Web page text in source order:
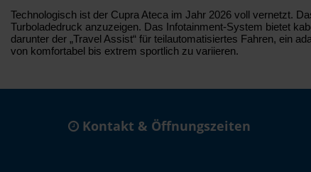
Technologisch ist der Cupra Ateca im Jahr 2026 voll vernetzt.
Turboladedruck anzuzeigen. Das Infotainment-System bietet
darunter der „Travel Assist“ für teilautomatisiertes Fahren, ein
von komfortabel bis extrem sportlich zu variieren.
Kontakt & Öffnungszeiten